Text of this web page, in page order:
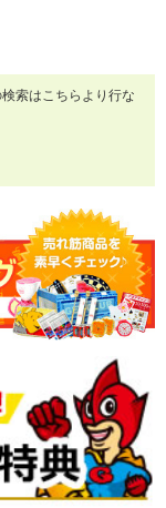
索はこちらより行な